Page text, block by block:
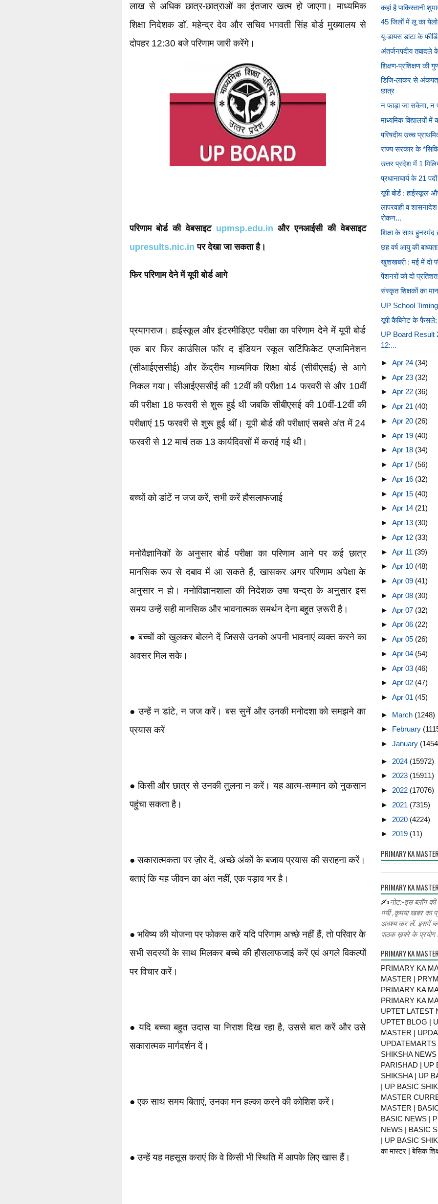
लाख से अधिक छात्र-छात्राओं का इंतजार खत्म हो जाएगा। माध्यमिक
शिक्षा निदेशक डॉ. महेन्द्र देव और सचिव भगवती सिंह बोर्ड मुख्यालय से
दोपहर 12:30 बजे परिणाम जारी करेंगे।
परिणाम बोर्ड की वेबसाइट upmsp.edu.in और एनआईसी की वेबसाइट
upresults.nic.in पर देखा जा सकता है।
फिर परिणाम देने में यूपी बोर्ड आगे
प्रयागराज। हाईस्कूल और इंटरमीडिएट परीक्षा का परिणाम देने में यूपी बोर्ड
एक बार फिर काउंसिल फॉर द इंडियन स्कूल सर्टिफिकेट एग्जामिनेशन
(सीआईएससीई) और केंद्रीय माध्यमिक शिक्षा बोर्ड (सीबीएसई) से आगे
निकल गया। सीआईएससीई की 12वीं की परीक्षा 14 फरवरी से और 10वीं
की परीक्षा 18 फरवरी से शुरू हुई थी जबकि सीबीएसई की 10वीं-12वीं की
परीक्षाएं 15 फरवरी से शुरू हुई थीं। यूपी बोर्ड की परीक्षाएं सबसे अंत में 24
फरवरी से 12 मार्च तक 13 कार्यदिवसों में कराई गई थी।
बच्चों को डांटें न जज करें, सभी करें हौसलाफजाई
मनोवैज्ञानिकों के अनुसार बोर्ड परीक्षा का परिणाम आने पर कई छात्र
मानसिक रूप से दबाव में आ सकते हैं, खासकर अगर परिणाम अपेक्षा के
अनुसार न हो। मनोविज्ञानशाला की निदेशक उषा चन्द्रा के अनुसार इस
समय उन्हें सही मानसिक और भावनात्मक समर्थन देना बहुत ज़रूरी है।
● बच्चों को खुलकर बोलने दें जिससे उनको अपनी भावनाएं व्यक्त करने का
अवसर मिल सके।
● उन्हें न डांटे, न जज करें। बस सुनें और उनकी मनोदशा को समझने का
प्रयास करें
● किसी और छात्र से उनकी तुलना न करें। यह आत्म-सम्मान को नुकसान
पहुंचा सकता है।
● सकारात्मकता पर ज़ोर दें, अच्छे अंकों के बजाय प्रयास की सराहना करें।
बताएं कि यह जीवन का अंत नहीं, एक पड़ाव भर है।
● भविष्य की योजना पर फोकस करें यदि परिणाम अच्छे नहीं हैं, तो परिवार के
सभी सदस्यों के साथ मिलकर बच्चे की हौसलाफजाई करें एवं अगले विकल्पों
पर विचार करें।
● यदि बच्चा बहुत उदास या निराश दिख रहा है, उससे बात करें और उसे
सकारात्मक मार्गदर्शन दें।
● एक साथ समय बिताएं, उनका मन हल्का करने की कोशिश करें।
● उन्हें यह महसूस कराएं कि वे किसी भी स्थिति में आपके लिए खास हैं।
कहां है पाकिस्तानी
45 जिलों में लू का
यू-डायस डाटा के
अंतर्जनपदीय तबादले के
शिक्षण-प्रशिक्षण की
डिजि-लाकर से
छात्र
न फाड़ा जा सकेगा, न
माध्यमिक विद्यालयों में
परिषदीय उच्च
राज्य सरकार के
उत्तर प्रदेश में 1
प्रधानाचार्य के 21
यूपी बोर्ड :
लापरवाही व
रोकन...
शिक्षा के साथ हुनरमंद
छह वर्ष आयु की
खुशखबरी : मई में दो
पेंशनरों को दो
संस्कृत शिक्षकों का
UP School
यूपी कैबिनेट के फैसले:
UP Board Result
12:...
► Apr 24 (34)
► Apr 23 (32)
► Apr 22 (36)
► Apr 21 (40)
► Apr 20 (26)
► Apr 19 (40)
► Apr 18 (34)
► Apr 17 (56)
► Apr 16 (32)
► Apr 15 (40)
► Apr 14 (21)
► Apr 13 (30)
► Apr 12 (33)
► Apr 11 (39)
► Apr 10 (48)
► Apr 09 (41)
► Apr 08 (30)
► Apr 07 (32)
► Apr 06 (22)
► Apr 05 (26)
► Apr 04 (54)
► Apr 03 (46)
► Apr 02 (47)
► Apr 01 (45)
► March (1248)
► February
► January
► 2024 (15972)
► 2023 (15911)
► 2022 (17076)
► 2021 (7315)
► 2020 (4224)
► 2019 (11)
PRIMARY KA
PRIMARY KA
✍नोट:-इस ब्लॉग
गयीं ,कृपया खबर का
अवश्य कर लें. इसमें
पाठक ख़बरे के प्रयोग
PRIMARY KA
PRIMARY KA
MASTER |
PRIMARY KA
PRIMARY KA
UPTET LATEST
UPTET BLOG |
MASTER |
SHIKSHA
PARISHAD | UP
SHIKSHA | UP
| UP BASIC
MASTER
MASTER |
BASIC NEWS |
NEWS | BASIC
| UP BASIC
का मास्टर | बेसिक